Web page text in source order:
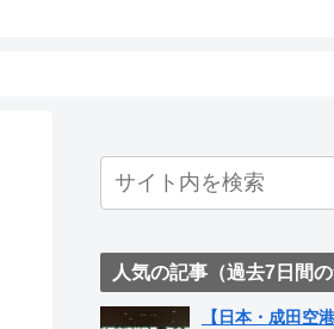
人気の記事（過去7日間の
【日本・成田空